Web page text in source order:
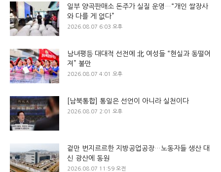
일부 양곡판매소 돈주가 실질 운영…“개인 쌀장사
와 다를 게 없다”
2026.08.07 6:03 오후
남녀평등 대대적 선전에 北 여성들 “현실과 동떨어
져” 불만
2026.08.07 4:01 오후
[남북통합] 통일은 선언이 아니라 실천이다
2026.08.07 2:01 오후
겉만 번지르르한 지방공업공장…노동자들 생산 대
신 광산에 동원
2026.08.07 11:59 오전